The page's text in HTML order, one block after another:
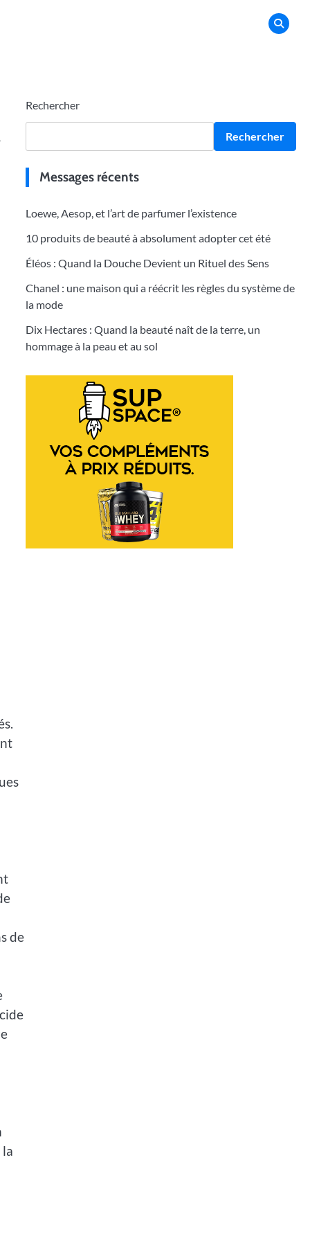
de
Rechercher
Rechercher
Messages récents
Loewe, Aesop, et l’art de parfumer l’existence
10 produits de beauté à absolument adopter cet été
Éléos : Quand la Douche Devient un Rituel des Sens
Chanel : une maison qui a réécrit les règles du système de
la mode
Dix Hectares : Quand la beauté naît de la terre, un
hommage à la peau et au sol